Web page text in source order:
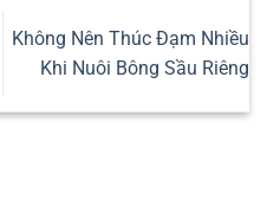
Không Nên Thúc Đạm Nhiều
Khi Nuôi Bông Sầu Riêng